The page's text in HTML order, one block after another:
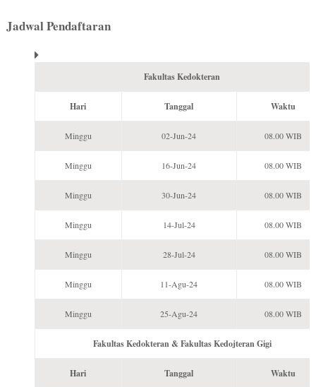
Jadwal Pendaftaran
Fakultas Kedokteran
Hari Tanggal Waktu
Minggu 02-Jun-24 08.00 WIB
Minggu 16-Jun-24 08.00 WIB
Minggu 30-Jun-24 08.00 WIB
Minggu 14-Jul-24 08.00 WIB
Minggu 28-Jul-24 08.00 WIB
Minggu 11-Agu-24 08.00 WIB
Minggu 25-Agu-24 08.00 WIB
Fakultas Kedokteran & Fakultas Kedojteran Gigi
Hari Tanggal Waktu